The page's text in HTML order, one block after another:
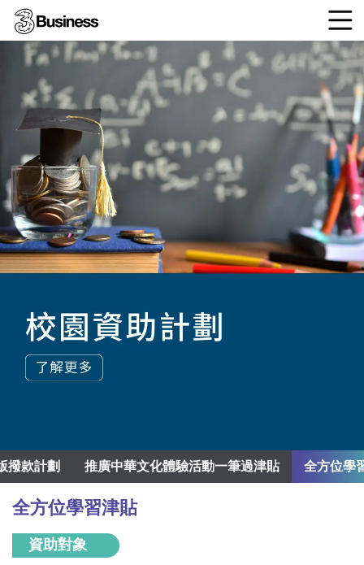
撥款計劃 推廣中華文化體驗活動一筆過津貼 全方位學
全方位學習津貼
資助對象